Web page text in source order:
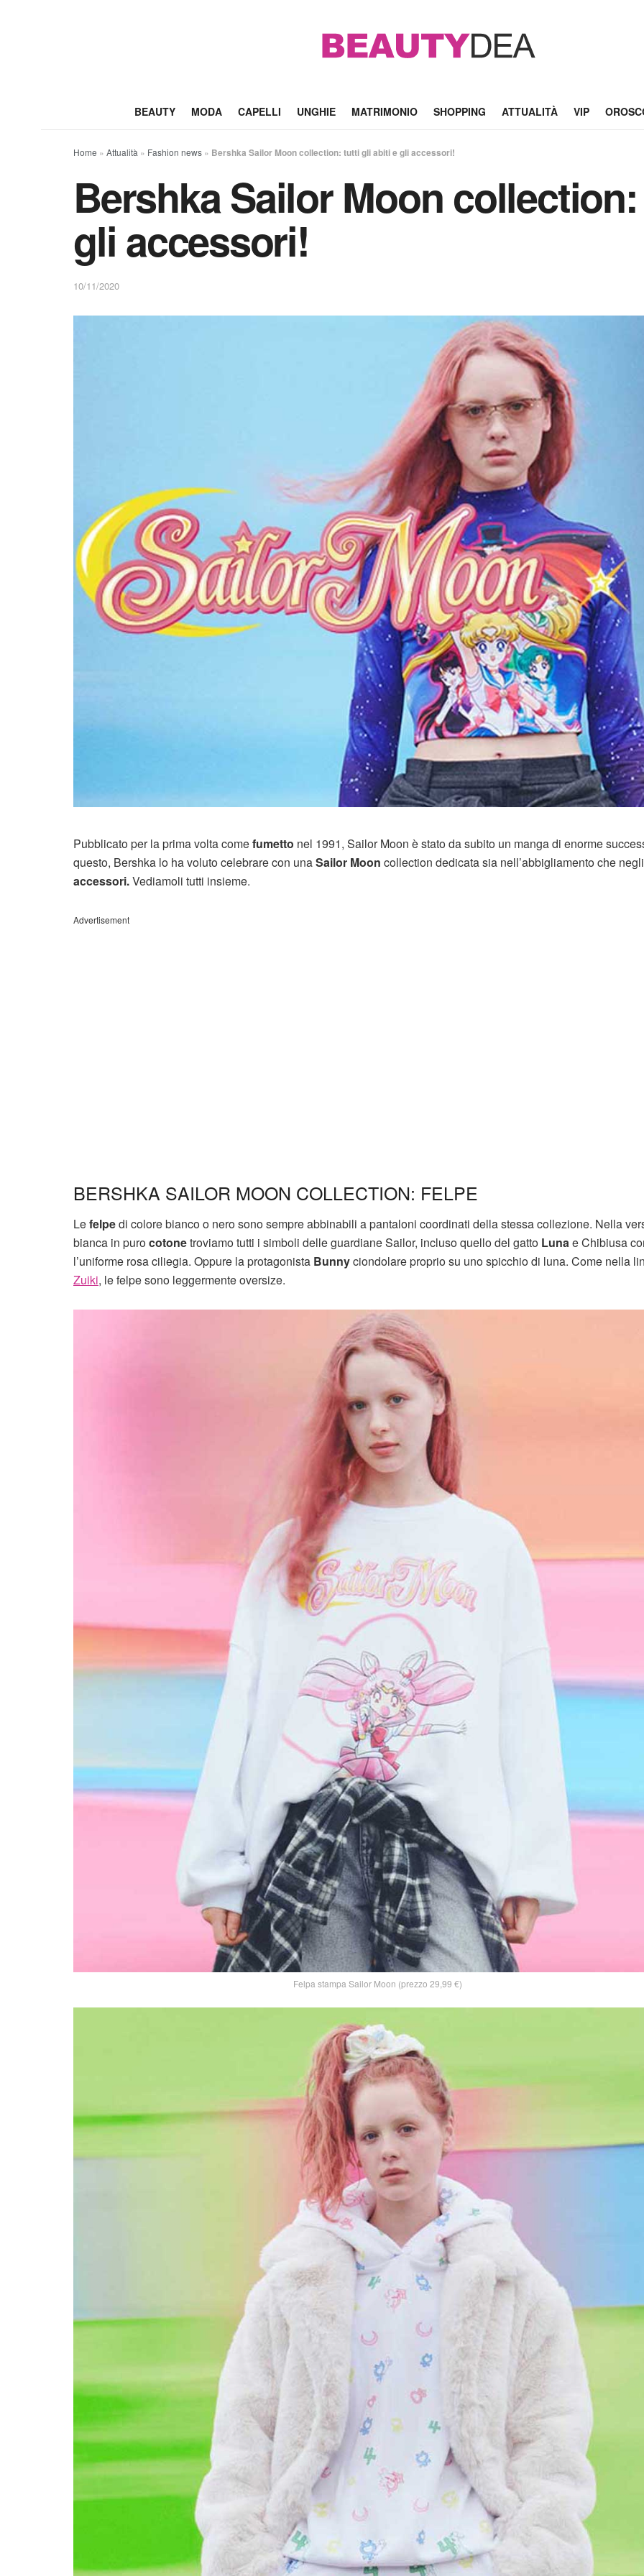
BEAUTY MODA CAPELLI UNGHIE MATRIMONIO SHOPPING ATTUALITÀ VIP
Home » Attualità » Fashion news » Bershka Sailor Moon collection: tutti gli abiti e gli accessori!
Bershka Sailor Moon
gli accessori!
10/11/2020
Pubblicato per la prima volta comefumetto nel 1991, Sailor Moon è stato da subito un manga di enorme
questo, Bershka lo ha voluto celebrare con unaSailor Moon collection dedicata sia nell’abbigliamento che negli
accessori.Vediamoli tutti insieme.
Advertisement
BERSHKA SAILOR MOON COLLECTION: FELPE
Lefelpedi colore bianco o nero sono sempre abbinabili a pantaloni coordinati della stessa collezione. Nella
bianca in purocotonetroviamo tutti i simboli delle guardiane Sailor, incluso quello del gatto Lunae Chibiusa
l’uniforme rosa ciliegia. Oppure la protagonista Bunnyciondolare proprio su uno spicchio di luna. Come nella
Zuiki, le felpe sono leggermente oversize.
Felpa stampa Sailor Moon (prezzo 29,99 €)